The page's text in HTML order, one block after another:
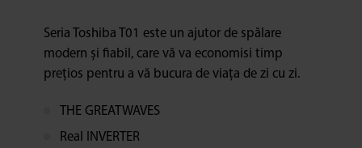
Seria Toshiba T01 este un ajutor de spălare
modern și fiabil, care vă va economisi timp
prețios pentru a vă bucura de viața de zi cu zi.
THE GREATWAVES
Real INVERTER